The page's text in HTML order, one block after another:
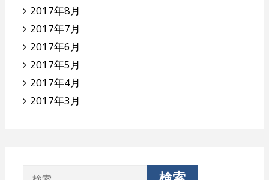
2017年8月
2017年7月
2017年6月
2017年5月
2017年4月
2017年3月